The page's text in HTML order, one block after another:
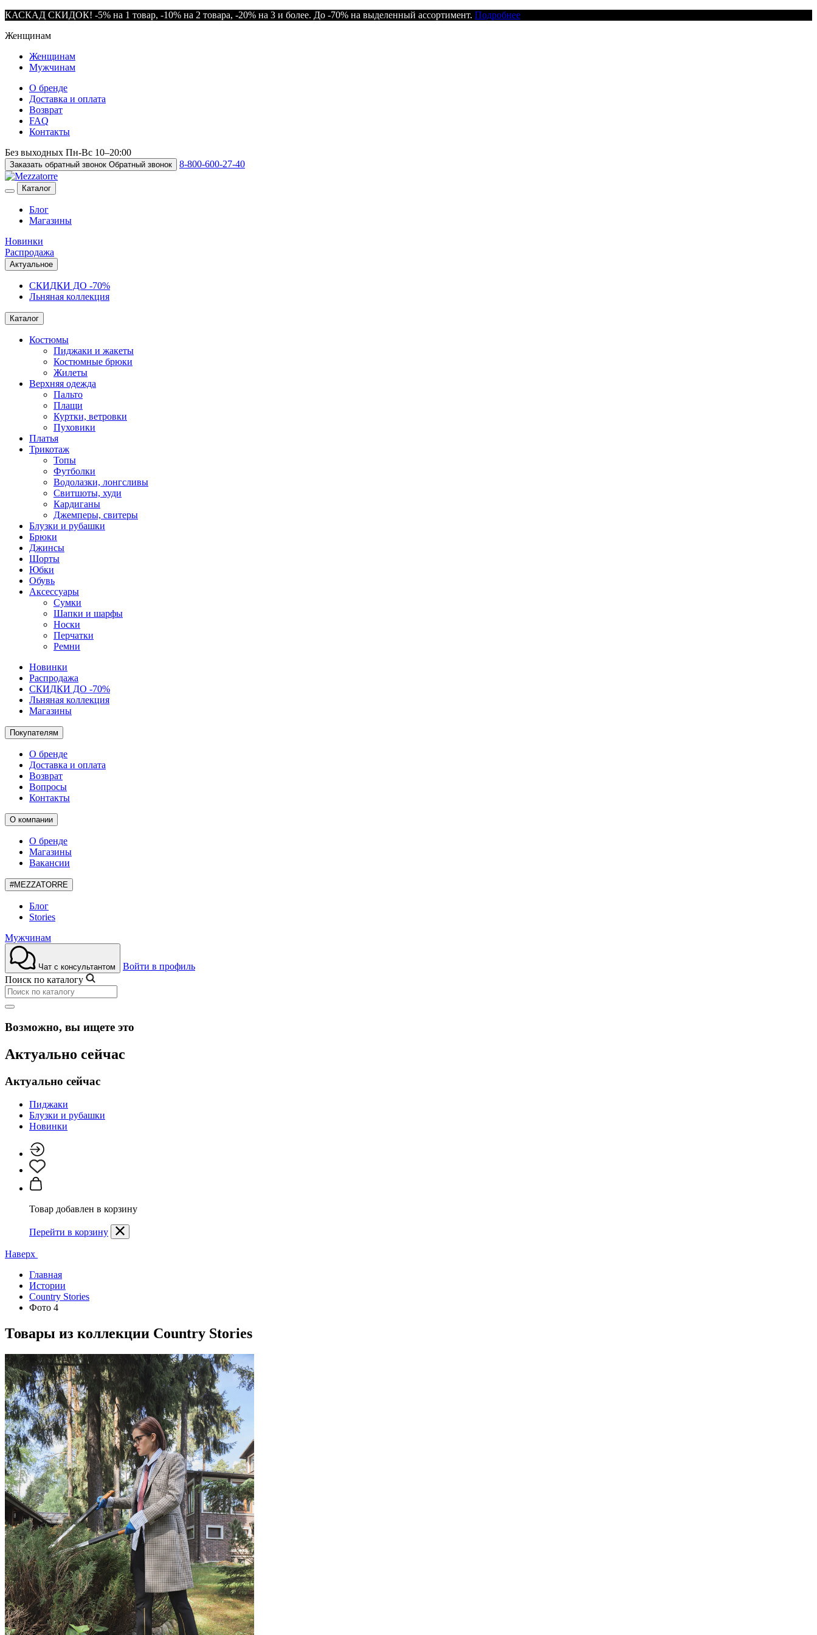
КАСКАД СКИДОК! -5% на 1 товар, -10% на 2 товара, -20% на 3 и более. До -70% на выделенный ассортимент. Подробнее
Женщинам
Женщинам
Мужчинам
О бренде
Доставка и оплата
Возврат
FAQ
Контакты
Без выходных Пн-Вс 10–20:00
Заказать обратный звонок Обратный звонок 8-800-600-27-40
Каталог
Блог
Магазины
Новинки
Распродажа
Актуальное
СКИДКИ ДО -70%
Льняная коллекция
Каталог
Костюмы
Пиджаки и жакеты
Костюмные брюки
Жилеты
Верхняя одежда
Пальто
Плащи
Куртки, ветровки
Пуховики
Платья
Трикотаж
Топы
Футболки
Водолазки, лонгсливы
Свитшоты, худи
Кардиганы
Джемперы, свитеры
Блузки и рубашки
Брюки
Джинсы
Шорты
Юбки
Обувь
Аксессуары
Сумки
Шапки и шарфы
Носки
Перчатки
Ремни
Новинки
Распродажа
СКИДКИ ДО -70%
Льняная коллекция
Магазины
Покупателям
О бренде
Доставка и оплата
Возврат
Вопросы
Контакты
О компании
О бренде
Магазины
Вакансии
#MEZZATORRE
Блог
Stories
Мужчинам
Чат с консультантом
Войти в профиль
Поиск по каталогу
Возможно, вы ищете это
Актуально сейчас
Актуально сейчас
Пиджаки
Блузки и рубашки
Новинки
Товар добавлен в корзину
Перейти в корзину
Наверх
Главная
Истории
Country Stories
Фото 4
Товары из коллекции Country Stories